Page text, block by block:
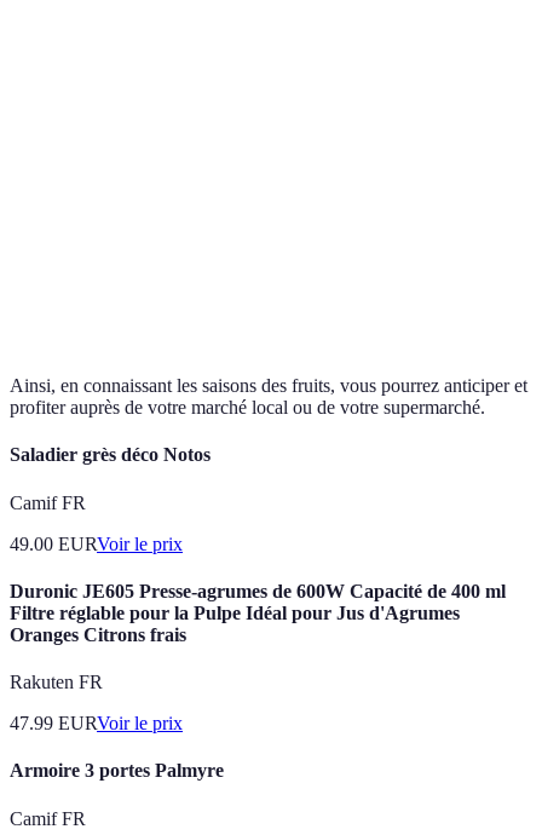
Ainsi, en connaissant les saisons des fruits, vous pourrez anticiper et
profiter auprès de votre marché local ou de votre supermarché.
Saladier grès déco Notos
Camif FR
49.00 EURVoir le prix
Duronic JE605 Presse-agrumes de 600W Capacité de 400 ml
Filtre réglable pour la Pulpe Idéal pour Jus d'Agrumes
Oranges Citrons frais
Rakuten FR
47.99 EURVoir le prix
Armoire 3 portes Palmyre
Camif FR